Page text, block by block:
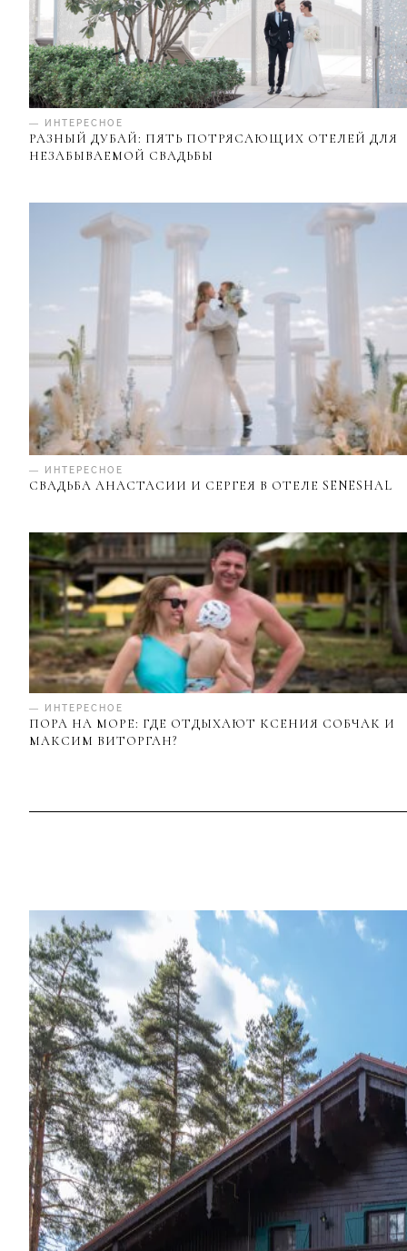
— ИНТЕРЕСНОЕ
РАЗНЫЙ ДУБАЙ: ПЯТЬ ПОТРЯСАЮЩИХ ОТЕЛЕЙ ДЛЯ
НЕЗАБЫВАЕМОЙ СВАДЬБЫ
— ИНТЕРЕСНОЕ
СВАДЬБА АНАСТАСИИ И СЕРГЕЯ В ОТЕЛЕ SENESHAL
— ИНТЕРЕСНОЕ
ПОРА НА МОРЕ: ГДЕ ОТДЫХАЮТ КСЕНИЯ СОБЧАК И
МАКСИМ ВИТОРГАН?